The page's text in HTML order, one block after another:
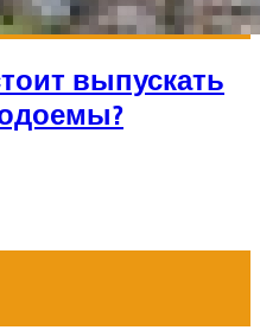
выпускать